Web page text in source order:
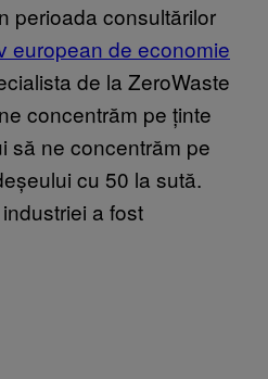
perioada consultărilor
european de economie
de la ZeroWaste
concentrăm pe ținte
să ne concentrăm pe
cu 50 la sută.
a fost